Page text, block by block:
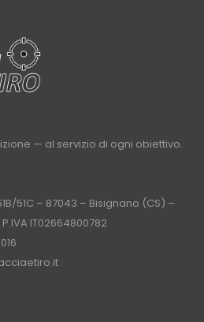
— al servizio di ogni obiettivo.
51C – 87043 – Bisignano (CS) –
IT02664800782